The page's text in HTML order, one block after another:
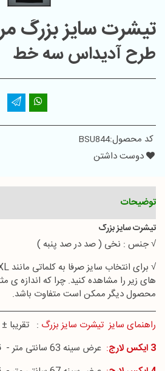
تیشرت سایز بزرگ
طرح آدیداس سه خط
کد محصول:BSU844
دوست داشتن
توضیحات
تیشرت سایز بزرگ
√ جنس : نخی ( صد در صد پنبه )
محصول دیگر ممکن است متفاوت باشد.
راهنمای سایز تیشرت سایز بزرگ : تقریبا ± 1 سانت ( کم و زیاد )
3 ایکس لارج
: عرض سینه 63 سانتی متر - قد تیشرت : 83 سانتی متر